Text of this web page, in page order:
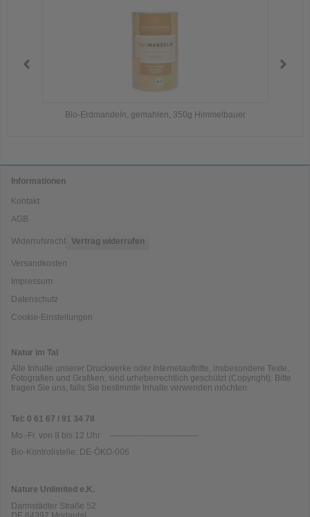
Bio-Erdmandeln, gemahlen, 350g Himmelbauer
Informationen
Kontakt
AGB
Widerrufsrecht Vertrag widerrufen
Versandkosten
Impressum
Datenschutz
Cookie-Einstellungen
Natur im Tal
Alle Inhalte unserer Druckwerke oder Internetauftritte, insbesondere Texte,
Fotografien und Grafiken, sind urheberrechtlich geschützt (Copyright). Bitte
fragen Sie uns, falls Sie bestimmte Inhalte verwenden möchten.
Tel: 0 61 67 / 91 34 78
Mo.-Fr. von 8 bis 12 Uhr
--------------------------------
Bio-Kontrollstelle: DE-ÖKO-006
Nature Unlimited e.K.
Darmstädter Straße 52